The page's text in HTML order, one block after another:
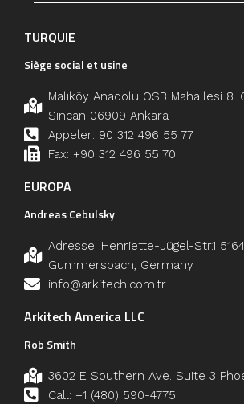
TURQUIE
Siège social et usine
Malıköy Anadolu OSB Mahallesi 8.
Sincan 06909 Ankara
Appeler: 90 312 496 55 77
Fax: +90 312 496 55 70
EUROPA
Andreas Cebulsky
Adresse: Henriette-Jügel-Str.1
Gummersbach, Germany
info@arkitech.com.tr
Arkitech America LLC
Rob Smith
3602 E Southern Ave. Suite 3
Call: +1 (480) 590-4775